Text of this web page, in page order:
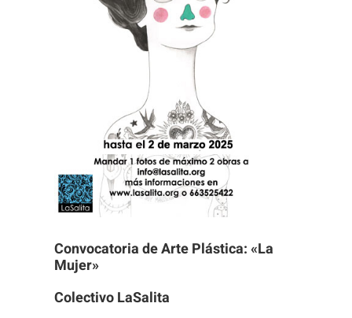
Convocatoria de Arte Plástica: «La
Mujer»
Colectivo LaSalita
Estas
cookies no
son
opcionales.
Son
necesarias
funcione la